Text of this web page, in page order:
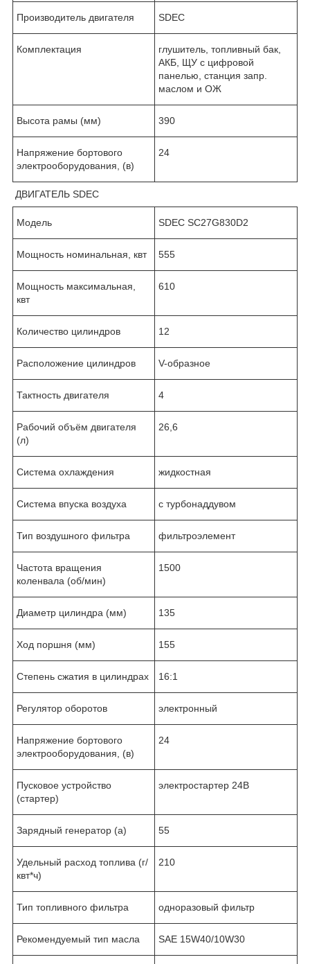
Производитель двигателя SDEC
Комплектация
глушитель, топливный бак,
АКБ, ЩУ с цифровой
панелью, станция запр.
маслом и ОЖ
Высота рамы (мм) 390
Напряжение бортового
электрооборудования, (в)
24
ДВИГАТЕЛЬ SDEC
Модель SDEC SC27G830D2
Мощность номинальная, квт 555
Мощность максимальная,
квт
610
Количество цилиндров 12
Расположение цилиндров V-образное
Тактность двигателя 4
Рабочий объём двигателя
(л)
26,6
Система охлаждения жидкостная
Система впуска воздуха с турбонаддувом
Тип воздушного фильтра фильтроэлемент
Частота вращения
коленвала (об/мин)
1500
Диаметр цилиндра (мм) 135
Ход поршня (мм) 155
Степень сжатия в цилиндрах 16:1
Регулятор оборотов электронный
Напряжение бортового
электрооборудования, (в)
24
Пусковое устройство
(стартер)
электростартер 24В
Зарядный генератор (а) 55
Удельный расход топлива (г/
квт*ч)
210
Тип топливного фильтра одноразовый фильтр
Рекомендуемый тип масла SAE 15W40/10W30